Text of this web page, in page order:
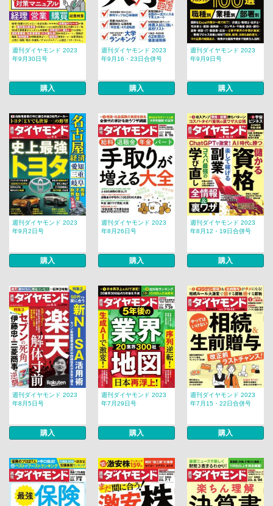
週刊ダイヤモンド 2023
年9月30日号
購入
週刊ダイヤモンド 2023
年9月16・23日合併号
購入
週刊ダイヤモンド 2023
年9月9日号
購入
週刊ダイヤモンド 2023
年9月2日号
購入
週刊ダイヤモンド 2023
年8月26日号
購入
週刊ダイヤモンド 2023
年8月12・19日合併号
購入
週刊ダイヤモンド 2023
年8月5日号
購入
週刊ダイヤモンド 2023
年7月29日号
購入
週刊ダイヤモンド 2023
年7月15・22日合併号
購入